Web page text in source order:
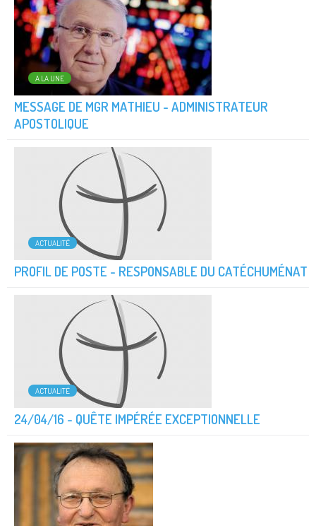
A LA UNE
MESSAGE DE MGR MATHIEU - ADMINISTRATEUR
APOSTOLIQUE
ACTUALITÉ
PROFIL DE POSTE - RESPONSABLE DU CATÉCHUMÉNAT
ACTUALITÉ
24/04/16 - QUÊTE IMPÉRÉE EXCEPTIONNELLE